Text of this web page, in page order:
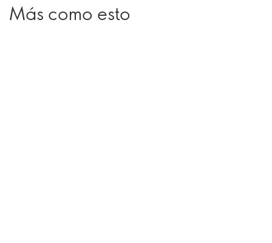
Más como esto